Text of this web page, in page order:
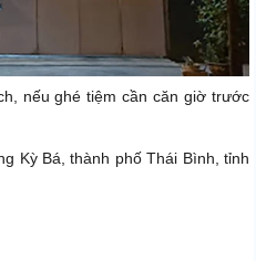
nếu ghé tiệm cần căn giờ trước
Kỳ Bá, thành phố Thái Bình, tỉnh